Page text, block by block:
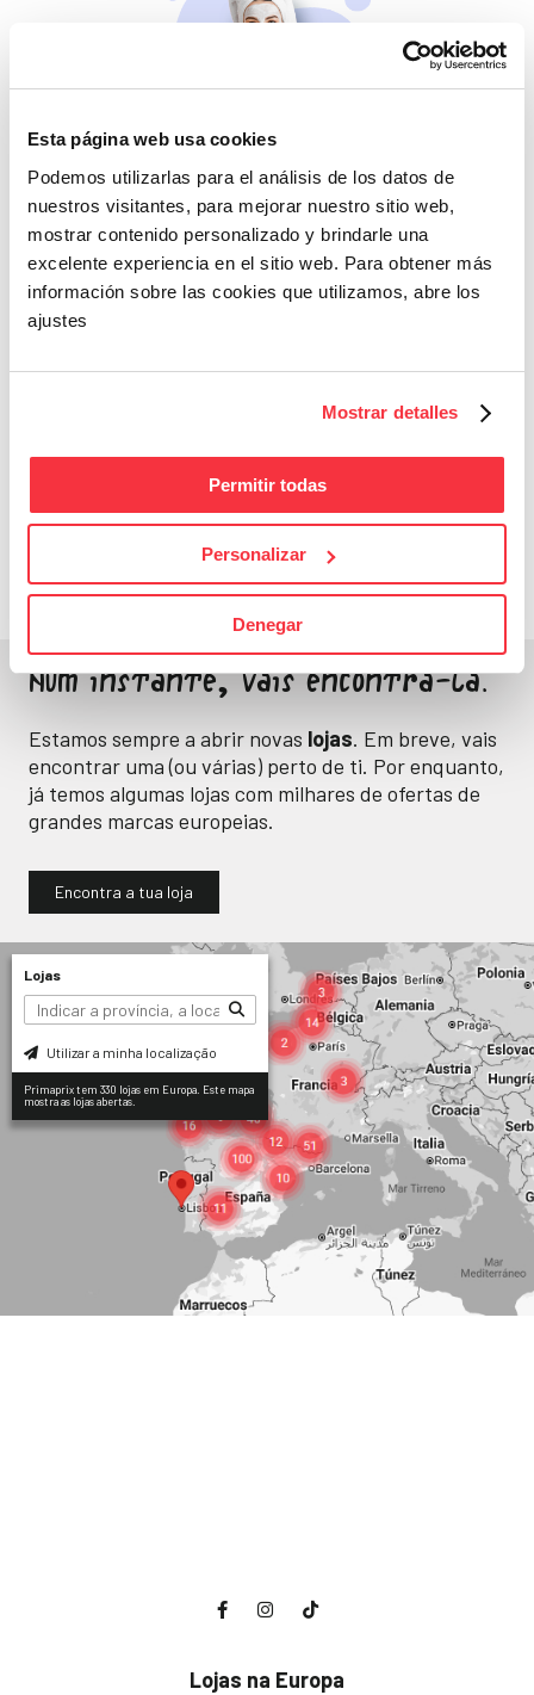
Esta página web usa cookies
Podemos utilizarlas para el análisis de los datos de
nuestros visitantes, para mejorar nuestro sitio web,
mostrar contenido personalizado y brindarle una
excelente experiencia en el sitio web. Para obtener más
información sobre las cookies que utilizamos, abre los
ajustes
Mostrar detalles
Permitir todas
Personalizar
Denegar
Beleza
Se não cuidares de ti
mesma, quem cuidará?
Fitness
Energia e bem-estar
Num instante, vais encontrá-la.
Estamos sempre a abrir novas lojas. Em breve, vais
encontrar uma (ou várias) perto de ti. Por enquanto,
já temos algumas lojas com milhares de ofertas de
grandes marcas europeias.
Encontra a tua loja
Lojas
Utilizar a minha localização
Primaprix tem 330 lojas em Europa. Este mapa
mostra as lojas abertas.
Lojas na Europa